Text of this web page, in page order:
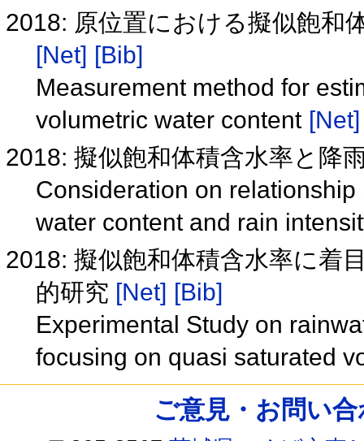
2018: 原位置における擬似飽和
[Net] [Bib]
Measurement method for
volumetric water content [Net]
2018: 擬似飽和体積含水率と降
Consideration on
water content and rain
2018: 擬似飽和体積含水率に着
的研究 [Net] [Bib]
Experimental Study on
focusing on quasi saturated
ご意見・お問い